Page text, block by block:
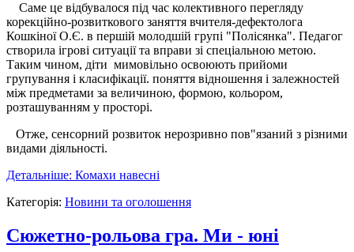
Саме це відбувалося під час колективного перегляду
корекційно-розвиткового заняття вчителя-дефектолога
Кошкіної О.Є. в першій молодшій групі "Полісянка". Педагог
створила ігрові ситуації та вправи зі спеціальною метою.
Таким чином, діти мимовільно освоюють прийоми
групування і класифікації. поняття відношення і залежностей
між предметами за величиною, формою, кольором,
розташуванням у просторі.
Отже, сенсорний розвиток нерозривно пов"язаний з різними
видами діяльності.
Детальніше: Комахи навесні
Категорія: Новини та оголошення
Сюжетно-рольова гра. Ми - юні